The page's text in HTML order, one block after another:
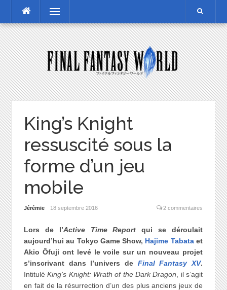
content
Menu
King’s Knight
ressuscité sous la
forme d’un jeu
mobile
Jérémie 18 septembre 2016 2 commentaires
Lors de l’Active Time Report qui se déroulait
aujourd’hui au Tokyo Game Show, Hajime Tabataet
Akio Ôfuji ont levé le voile sur un nouveau projet
s’inscrivant dans l’univers de Final Fantasy XV.
IntituléKing’s Knight: Wrath of the Dark Dragon , il s’agit
en fait de la résurrection d’un des plus anciens jeux de